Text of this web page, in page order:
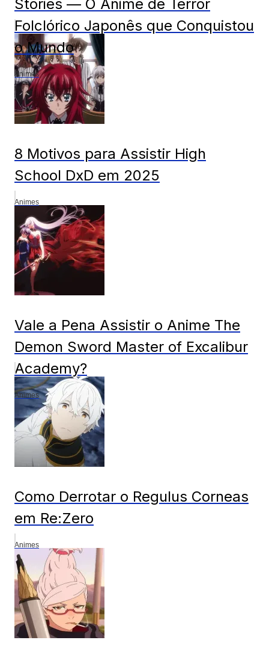
Stories — O Anime de Terror
Folclórico Japonês que Conquistou
o Mundo
Animes
8 Motivos para Assistir High
School DxD em 2025
Animes
Vale a Pena Assistir o Anime The
Demon Sword Master of Excalibur
Academy?
Animes
Como Derrotar o Regulus Corneas
em Re:Zero
Animes